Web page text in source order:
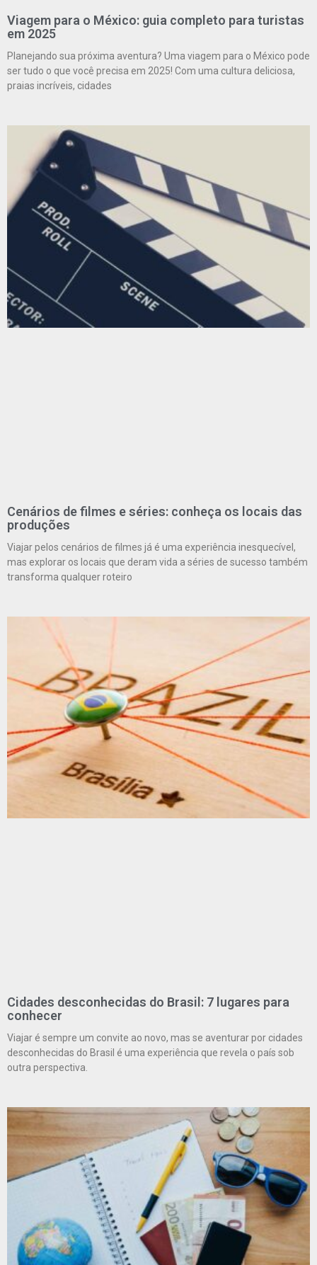
Viagem para o México: guia completo para turistas
em 2025
Planejando sua próxima aventura? Uma viagem para o México pode
ser tudo o que você precisa em 2025! Com uma cultura deliciosa,
praias incríveis, cidades
Cenários de filmes e séries: conheça os locais das
produções
Viajar pelos cenários de filmes já é uma experiência inesquecível,
mas explorar os locais que deram vida a séries de sucesso também
transforma qualquer roteiro
Cidades desconhecidas do Brasil: 7 lugares para
conhecer
Viajar é sempre um convite ao novo, mas se aventurar por cidades
desconhecidas do Brasil é uma experiência que revela o país sob
outra perspectiva.